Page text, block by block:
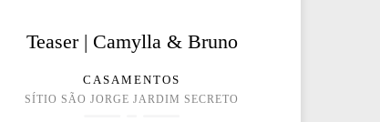
Teaser | Camylla & Bruno
CASAMENTOS
SÍTIO SÃO JORGE JARDIM SECRETO